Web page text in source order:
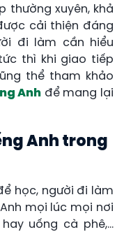
thường xuyên, khả
cải thiện đáng
đi làm cần hiểu
thì khi giao tiếp
thể tham khảo
Anh để mang lại
Anh trong
học, người đi làm
mọi lúc mọi nơi
uống cà phê,…